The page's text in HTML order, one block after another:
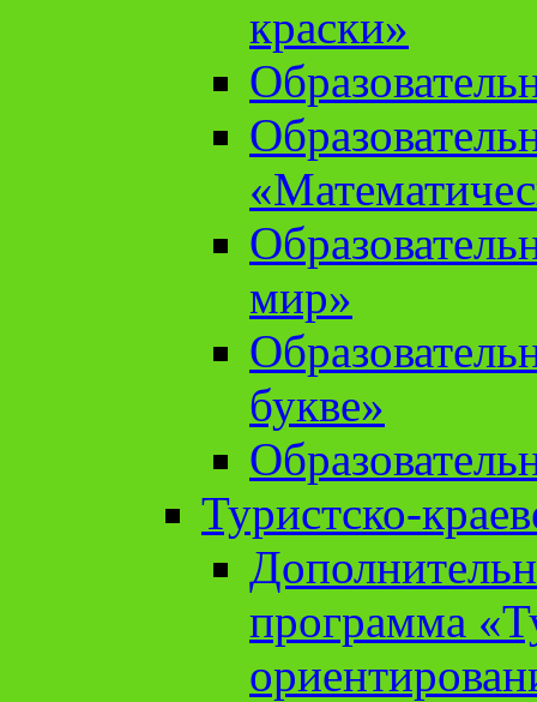
краски»
мир»
букве»
Туристско-
программа